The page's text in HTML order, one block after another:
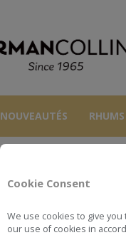
Cookie Consent
We use cookies to give
our use of cookies in
NOUVEAUTÉS RHUMS